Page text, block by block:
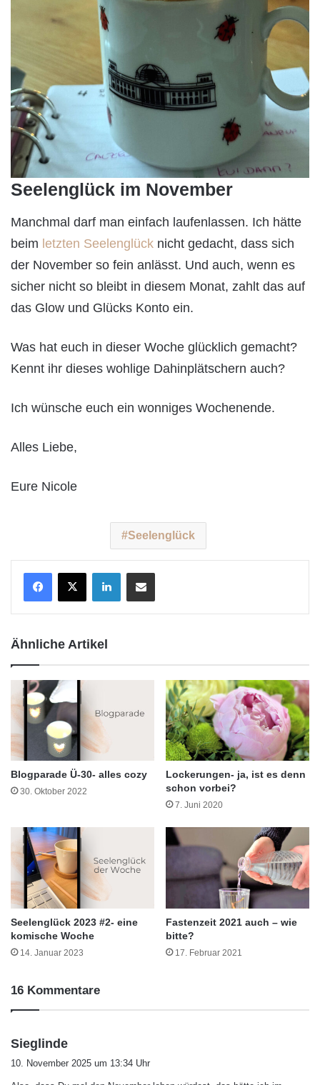
Seelenglück im November
Manchmal darf man einfach laufenlassen. Ich hätte
beim letzten Seelenglück nicht gedacht, dass sich
der November so fein anlässt. Und auch, wenn es
sicher nicht so bleibt in diesem Monat, zahlt das auf
das Glow und Glücks Konto ein.
Was hat euch in dieser Woche glücklich gemacht?
Kennt ihr dieses wohlige Dahinplätschern auch?
Ich wünsche euch ein wonniges Wochenende.
Alles Liebe,
Eure Nicole
Seelenglück
LinkedInTeile per E-Mail
Ähnliche Artikel
Blogparade Ü-30- alles cozy
30. Oktober 2022
Lockerungen- ja, ist es denn
schon vorbei?
7. Juni 2020
Seelenglück 2023 #2- eine
komische Woche
14. Januar 2023
Fastenzeit 2021 auch – wie
bitte?
17. Februar 2021
16 Kommentare
Sieglinde
10. November 2025 um 13:34 Uhr